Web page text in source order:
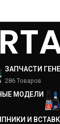
ЗАПЧАСТИ
286 Товаров
МОДЕЛИ
И